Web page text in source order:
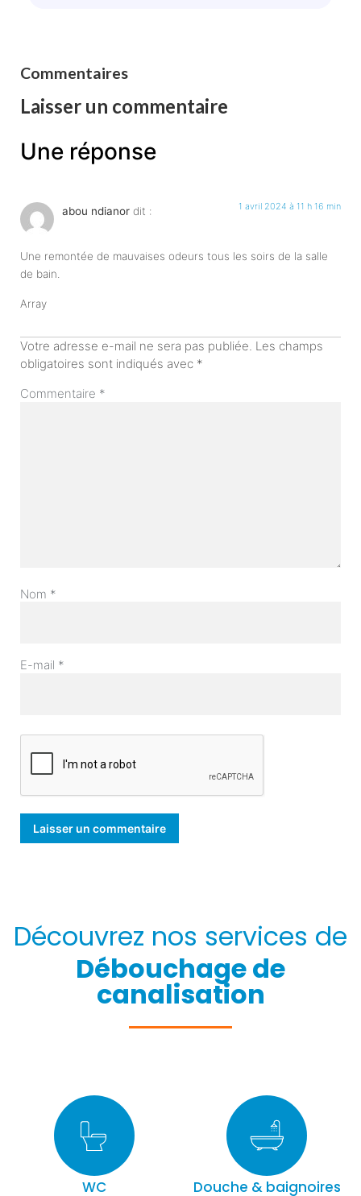
Commentaires
Laisser un commentaire
Une réponse
abou ndianor dit : 1 avril 2024 à 11 h 16 min
Une remontée de mauvaises odeurs tous les soirs de la salle
de bain.
Array
Votre adresse e-mail ne sera pas publiée. Les champs
obligatoires sont indiqués avec *
Commentaire *
Nom *
E-mail *
Découvrez nos services de
Débouchage de
canalisation
WC Douche & baignoires